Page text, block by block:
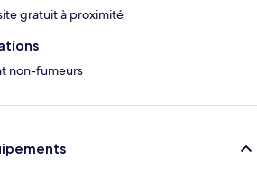
gratuit à proximité
non-fumeurs